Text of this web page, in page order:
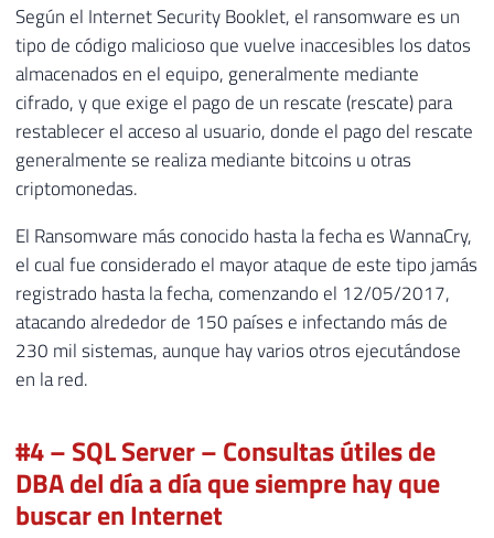
Según el Internet Security Booklet, el ransomware es un
tipo de código malicioso que vuelve inaccesibles los datos
almacenados en el equipo, generalmente mediante
cifrado, y que exige el pago de un rescate (rescate) para
restablecer el acceso al usuario, donde el pago del rescate
generalmente se realiza mediante bitcoins u otras
criptomonedas.
El Ransomware más conocido hasta la fecha es WannaCry,
el cual fue considerado el mayor ataque de este tipo jamás
registrado hasta la fecha, comenzando el 12/05/2017,
atacando alrededor de 150 países e infectando más de
230 mil sistemas, aunque hay varios otros ejecutándose
en la red.
#4 – SQL Server – Consultas útiles de
DBA del día a día que siempre hay que
buscar en Internet